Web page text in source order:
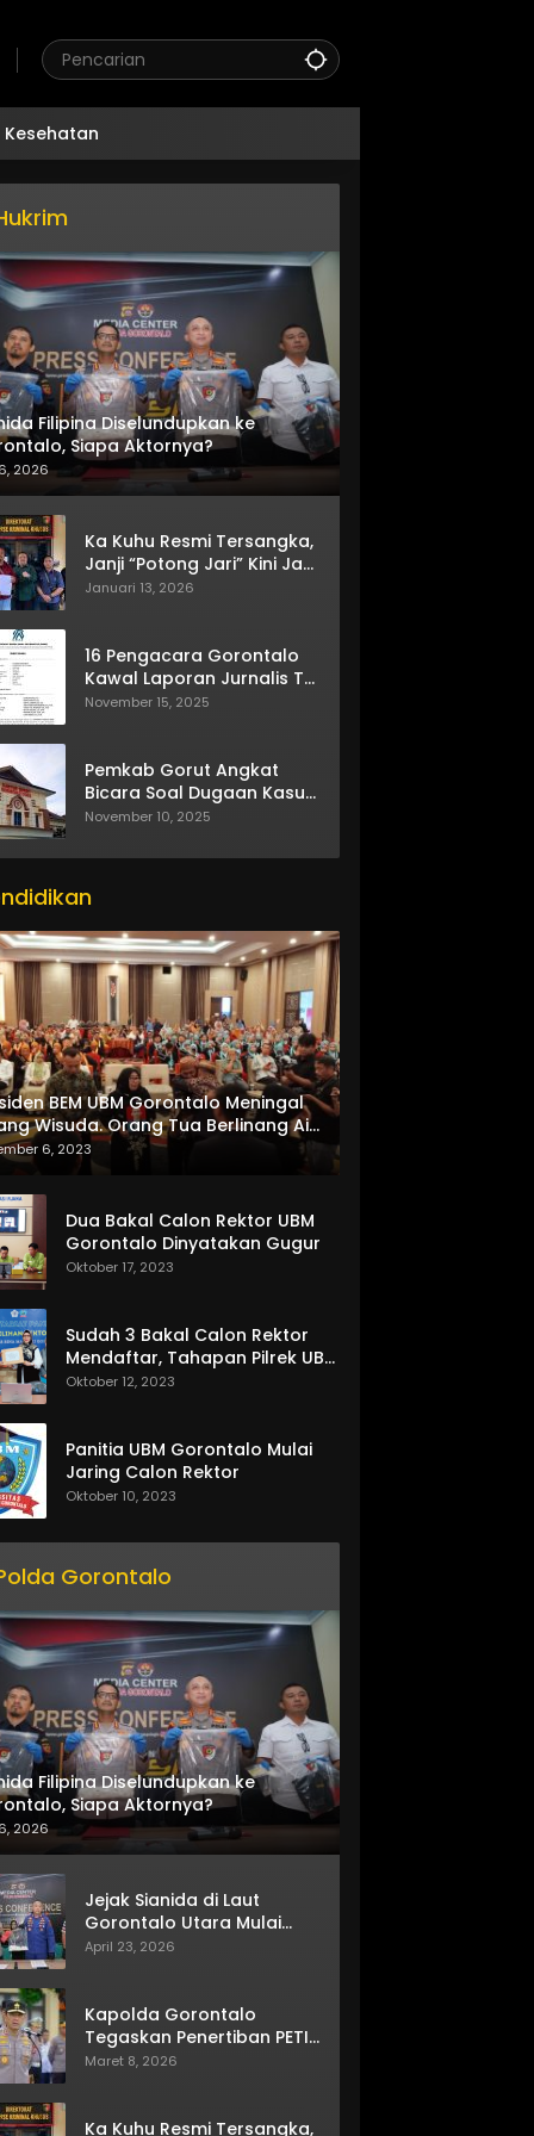
Kesehatan
Filipina Diselundupkan ke
Siapa Aktornya?
2026
Ka Kuhu Resmi Tersangka,
Janji “Potong Jari” Kini Jadi
Bumerang
Januari 13, 2026
16 Pengacara Gorontalo
Kawal Laporan Jurnalis TV
One
November 15, 2025
Pemkab Gorut Angkat
Bicara Soal Dugaan Kasus
Asusila Oknum ASN
November 10, 2025
BEM UBM Gorontalo Meningal
Wisuda. Orang Tua Berlinang Air
Menerima SKL dan Pemasangan
6, 2023
Dua Bakal Calon Rektor UBM
Gorontalo Dinyatakan Gugur
Oktober 17, 2023
Sudah 3 Bakal Calon Rektor
Mendaftar, Tahapan Pilrek UBM
Gorontalo Makin Seru
Oktober 12, 2023
Panitia UBM Gorontalo Mulai
Jaring Calon Rektor
Oktober 10, 2023
Gorontalo
Filipina Diselundupkan ke
Siapa Aktornya?
2026
Jejak Sianida di Laut
Gorontalo Utara Mulai
Terkuak
April 23, 2026
Kapolda Gorontalo
Tegaskan Penertiban PETI
Terus Berjalan
Maret 8, 2026
Ka Kuhu Resmi Tersangka,